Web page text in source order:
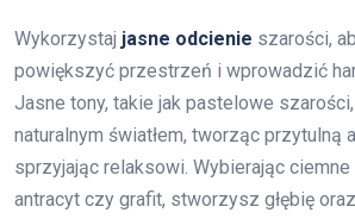
Wykorzystaj jasne odcienie szarości,
powiększyć przestrzeń i wprowadzić
Jasne tony, takie jak pastelowe
naturalnym światłem, tworząc przytulną
sprzyjając relaksowi. Wybierając ciemne
antracyt czy grafit, stworzysz głębię